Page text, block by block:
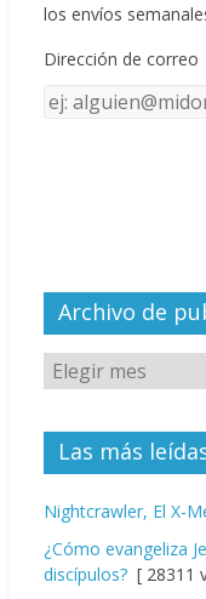
o
k e
los envíos
Dirección de correo
Dirección
Archivo de
Las más
Nightcrawler, El X-
¿Cómo evangeliza
discípulos? [ 28311